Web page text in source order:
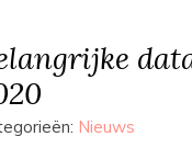
Nieuws